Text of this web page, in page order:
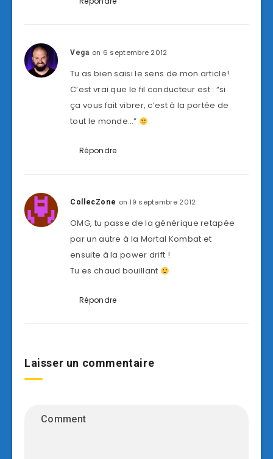
Vega on 6 septembre 2012
Tu as bien saisi le sens de mon article!
C’est vrai que le fil conducteur est : “si
ça vous fait vibrer, c’est à la portée de
tout le monde…”
Répondre
CollecZone on 19 septembre 2012
OMG, tu passe de la générique retapée
par un autre à la Mortal Kombat et
ensuite à la power drift !
Tu es chaud bouillant
Répondre
Laisser un commentaire